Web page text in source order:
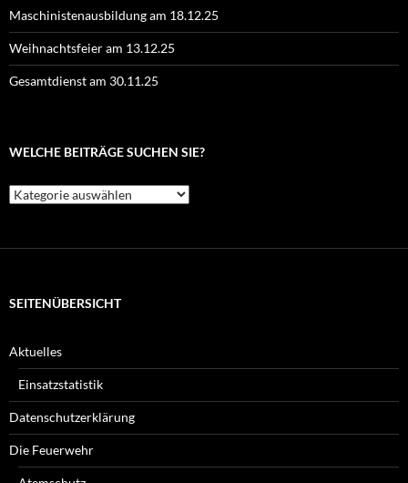
Maschinistenausbildung am 18.12.25
Weihnachtsfeier am 13.12.25
Gesamtdienst am 30.11.25
WELCHE BEITRÄGE SUCHEN SIE?
Welche
Beiträge
SEITENÜBERSICHT
Aktuelles
Einsatzstatistik
Datenschutzerklärung
Die Feuerwehr